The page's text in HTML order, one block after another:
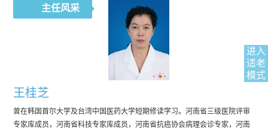
进入
适老
模式
任医师2名，副主任医师3名，副主任技师1名，硕士13名。与多
所省级及国家级医院有长期的学术交流和业务往来，定期请知名
教授专家前来讲学会诊。拥有一流的进口设备，包括：
SAKURA、Thermo全自动组织脱水机及全自动HE切片染色机、
Leica快速冰冻切片机及石蜡切片机、OLYMPUS系列三目显微镜
及10人共揽显微镜，Leica荧光显微镜、 ABI7500荧光定量PCR
仪、罗氏BenchMark Uitra全自动免疫组化染色机等先进设备。
开展的业务包括：常规病理诊断；术中快速冰冻病理诊断；妇科
主任风采
王桂芝
曾在韩国首尔大学及台湾中国医药大学短期修读学习。河南省三级医院评审
专家库成员，河南省科技专家库成员，河南省抗癌协会病理会诊专家，河南